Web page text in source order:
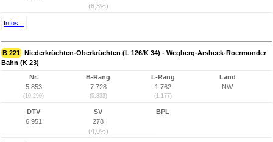
(6,3%)
Infos...
B 221 Niederkrüchten-Oberkrüchten (L 126/K 34) - Wegberg-Arsbeck-Roermonder
Bahn (K 23)
Nr.
5.853
(10.290)
B-Rang
7.728
(5.333)
L-Rang
1.762
(1.177)
Land
NW
DTV
6.951
SV
278
(4,0%)
BPL